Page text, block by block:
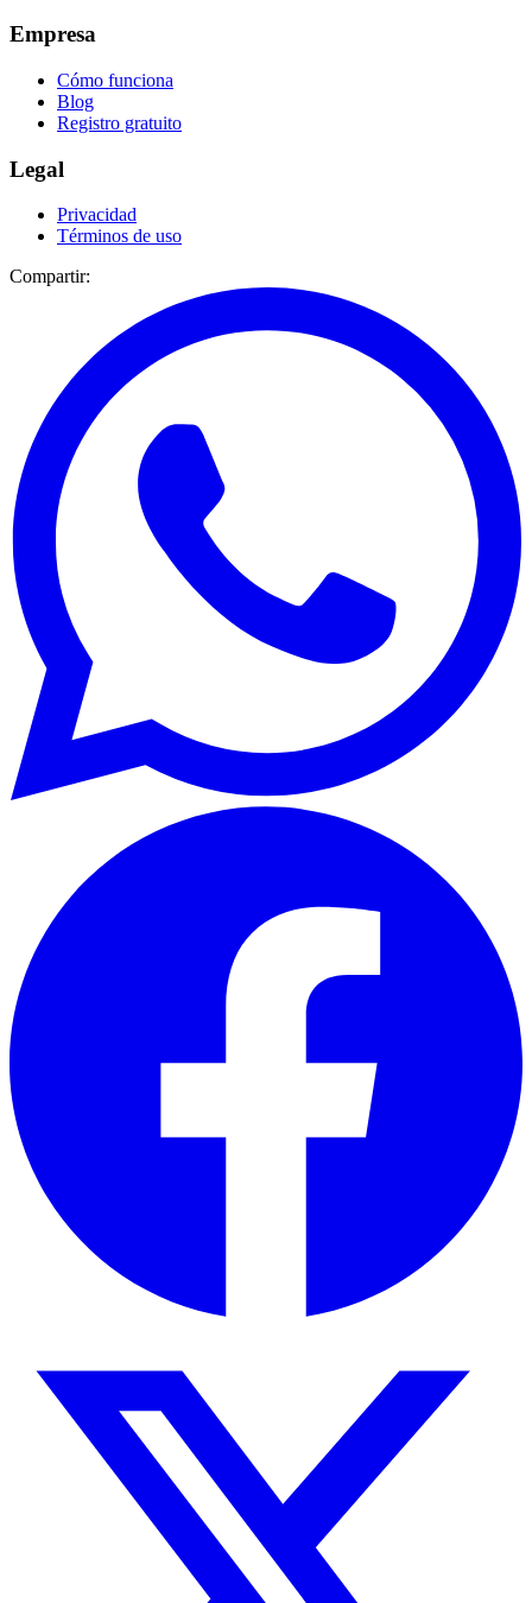
Empresa
Cómo funciona
Blog
Registro gratuito
Legal
Privacidad
Términos de uso
Compartir: